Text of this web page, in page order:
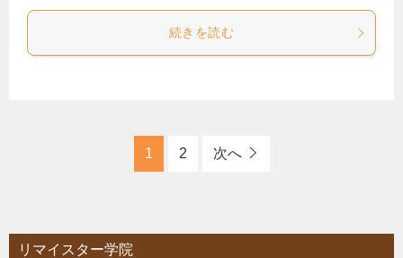
続きを読む
1 2 次へ
リマイスター学院